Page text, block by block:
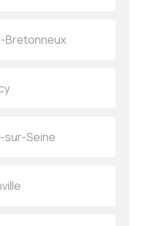
Bretonneux
sur-Seine